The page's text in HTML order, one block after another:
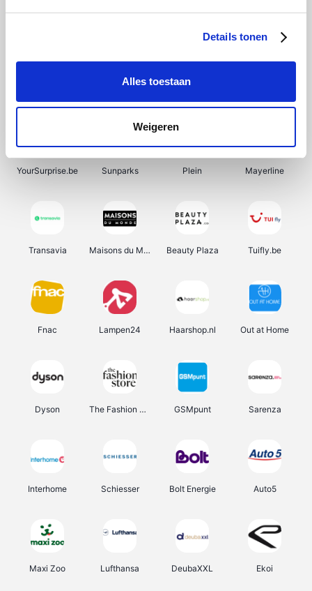
Details tonen
Alles toestaan
Weigeren
SupraBazar Shein Bergfreunde Smartwatchbanden
YourSurprise.be Sunparks Plein Mayerline
Transavia Maisons du Monde Beauty Plaza Tuifly.be
Fnac Lampen24 Haarshop.nl Out at Home
Dyson The Fashion Store GSMpunt Sarenza
Interhome Schiesser Bolt Energie Auto5
Maxi Zoo Lufthansa DeubaXXL Ekoi